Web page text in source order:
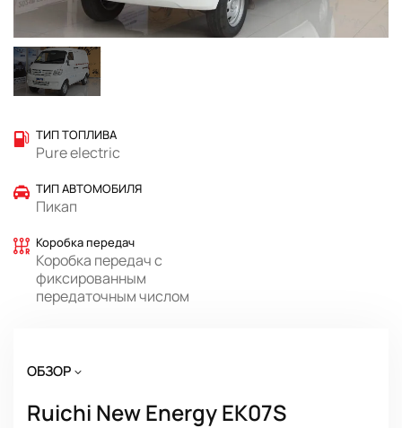
ТИП ТОПЛИВА
Pure electric
ТИП АВТОМОБИЛЯ
Пикап
Коробка передач
Коробка передач с
фиксированным
передаточным числом
ОБЗОР
Ruichi New Energy EK07S